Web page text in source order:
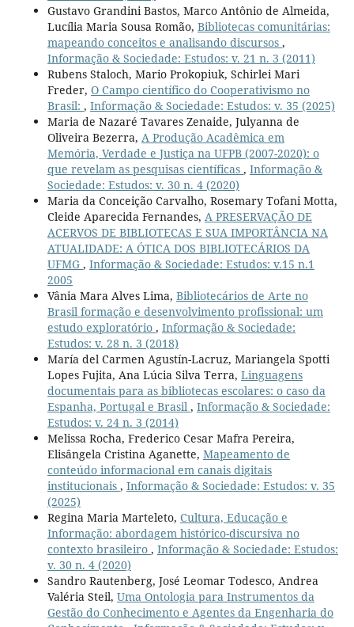
Gustavo Grandini Bastos, Marco Antônio de Almeida,
Lucília Maria Sousa Romão, Bibliotecas comunitárias:
mapeando conceitos e analisando discursos ,
Informação & Sociedade: Estudos: v. 21 n. 3 (2011)
Rubens Staloch, Mario Prokopiuk, Schirlei Mari
Freder, O Campo científico do Cooperativismo no
Brasil: , Informação & Sociedade: Estudos: v. 35 (2025)
Maria de Nazaré Tavares Zenaide, Julyanna de
Oliveira Bezerra, A Produção Acadêmica em
Memória, Verdade e Justiça na UFPB (2007-2020): o
que revelam as pesquisas científicas , Informação &
Sociedade: Estudos: v. 30 n. 4 (2020)
Maria da Conceição Carvalho, Rosemary Tofani Motta,
Cleide Aparecida Fernandes, A PRESERVAÇÃO DE
ACERVOS DE BIBLIOTECAS E SUA IMPORTÂNCIA NA
ATUALIDADE: A ÓTICA DOS BIBLIOTECÁRIOS DA
UFMG , Informação & Sociedade: Estudos: v.15 n.1
2005
Vânia Mara Alves Lima, Bibliotecários de Arte no
Brasil formação e desenvolvimento profissional: um
estudo exploratório , Informação & Sociedade:
Estudos: v. 28 n. 3 (2018)
María del Carmen Agustín-Lacruz, Mariangela Spotti
Lopes Fujita, Ana Lúcia Silva Terra, Linguagens
documentais para as bibliotecas escolares: o caso da
Espanha, Portugal e Brasil , Informação & Sociedade:
Estudos: v. 24 n. 3 (2014)
Melissa Rocha, Frederico Cesar Mafra Pereira,
Elisângela Cristina Aganette, Mapeamento de
conteúdo informacional em canais digitais
institucionais , Informação & Sociedade: Estudos: v. 35
(2025)
Regina Maria Marteleto, Cultura, Educação e
Informação: abordagem histórico-discursiva no
contexto brasileiro , Informação & Sociedade: Estudos:
v. 30 n. 4 (2020)
Sandro Rautenberg, José Leomar Todesco, Andrea
Valéria Steil, Uma Ontologia para Instrumentos da
Gestão do Conhecimento e Agentes da Engenharia do